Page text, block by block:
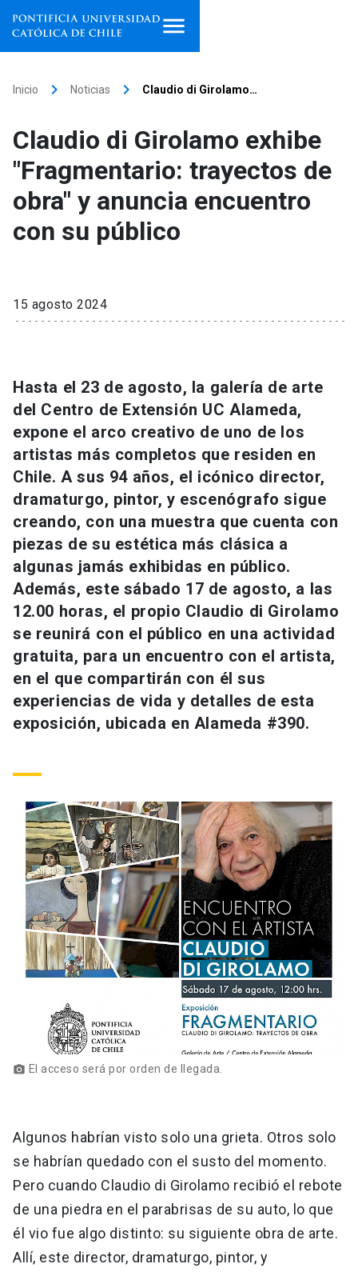
Facultades, escuelas e
institutos
Investigación
Información para keyboard_arrow_down
Futuros estudiantes
Estudiantes
Académicos
Personal
Alumni launch
Padres y familia
Vecinos launch
Go to english site launch
ACCESOS DIRECTOS
Admisión launch
Correo UC launch
Mi Portal UC launch
Medios Biblioteca launch
Donaciones launch
Inicio keyboard_arrow_right Noticias keyboard_arrow_right Claudio di Girolamo…
Claudio di Girolamo exhibe
"Fragmentario: trayectos de
obra" y anuncia encuentro
con su público
15 agosto 2024
Hasta el 23 de agosto, la galería de arte
del Centro de Extensión UC Alameda,
expone el arco creativo de uno de los
artistas más completos que residen en
Chile. A sus 94 años, el icónico director,
dramaturgo, pintor, y escenógrafo sigue
creando, con una muestra que cuenta con
piezas de su estética más clásica a
algunas jamás exhibidas en público.
Además, este sábado 17 de agosto, a las
12.00 horas, el propio Claudio di Girolamo
se reunirá con el público en una actividad
gratuita, para un encuentro con el artista,
en el que compartirán con él sus
experiencias de vida y detalles de esta
exposición, ubicada en Alameda #390.
photo_camera El acceso será por orden de llegada.
Algunos habrían visto solo una grieta. Otros solo
se habrían quedado con el susto del momento.
Pero cuando Claudio di Girolamo recibió el rebote
de una piedra en el parabrisas de su auto, lo que
él vio fue algo distinto: su siguiente obra de arte.
Allí, este director, dramaturgo, pintor, y